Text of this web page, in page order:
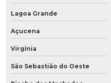
Lagoa Grande
Açucena
Virgínia
São Sebastião do Oeste